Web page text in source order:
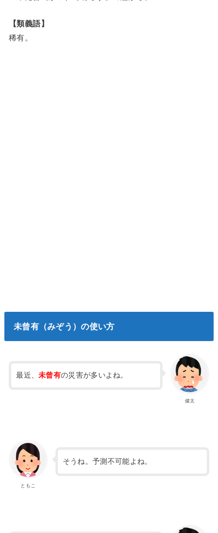
【類義語】
稀有。
未曾有（みぞう）の使い方
健太
最近、未曾有の災害が多いよね。
ともこ
そうね。予測不可能よね。